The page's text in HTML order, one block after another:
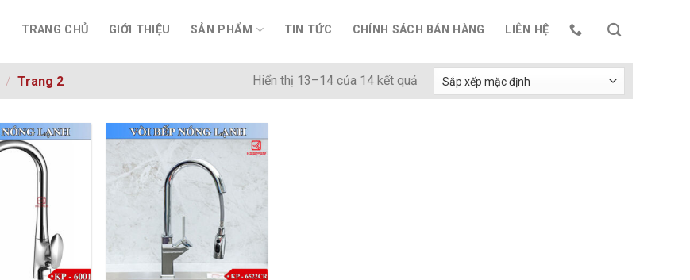
TRANG CHỦ GIỚI THIỆU SẢN PHẨM TIN TỨC CHÍNH SÁCH BÁN HÀNG LIÊN HỆ
/ Trang 2 Hiển thị 13–14 của 14 kết quả